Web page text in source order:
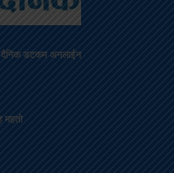
दैनिक डटकम अनलाईन